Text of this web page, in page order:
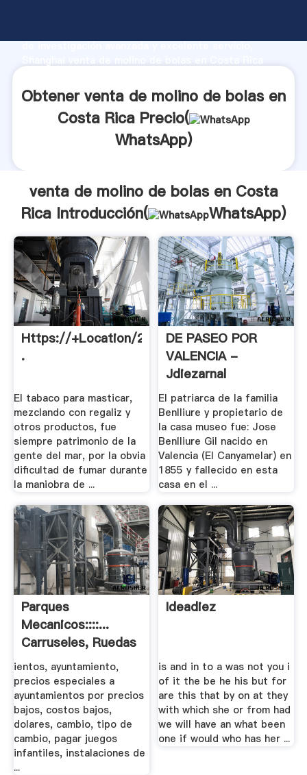
de investigación avanzada y excelente servicio,
clientes.
Obtener venta de molino de bolas en
Costa Rica Precio(
WhatsApp)
venta de molino de bolas en Costa
Rica Introducción(
WhatsApp)
Https://+Location/23.322081,
.
El tabaco para masticar,
mezclando con regaliz y
otros productos, fue
siempre patrimonio de la
gente del mar, por la obvia
dificultad de fumar durante
la maniobra de ...
DE PASEO POR
VALENCIA -
Jdiezarnal
El patriarca de la familia
Benlliure y propietario de
la casa museo fue: Jose
Benlliure Gil nacido en
Valencia (El Canyamelar) en
1855 y fallecido en esta
casa en el ...
Parques
Mecanicos::::...
Carruseles, Ruedas
De La .
ientos, ayuntamiento,
precios especiales a
ayuntamientos por precios
bajos, costos bajos,
dolares, cambio, tipo de
cambio, pagar juegos
infantiles, instalaciones de
...
Ideadiez
is and in to a was not you i
of it the be he his but for
are this that by on at they
with which she or from had
we will have an what been
one if would who has her ...